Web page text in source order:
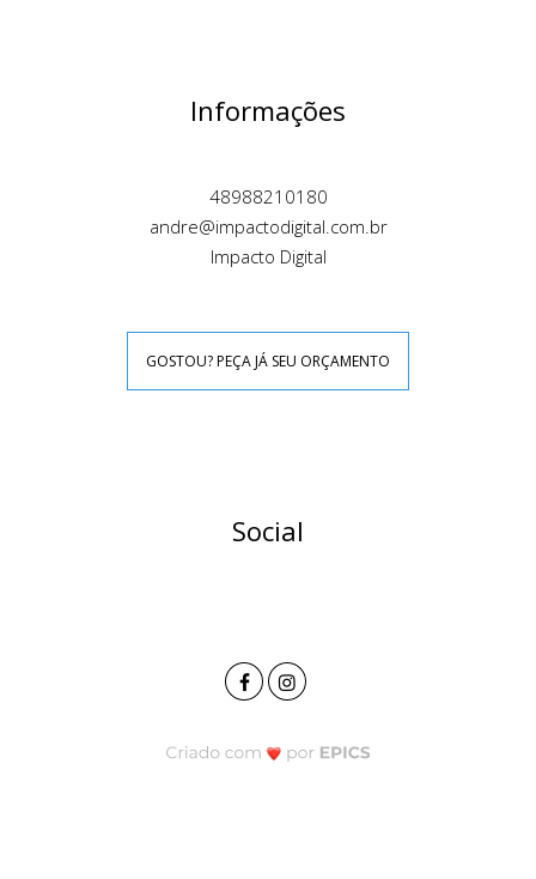
Informações
48988210180
andre@impactodigital.com.br
Impacto Digital
GOSTOU? PEÇA JÁ SEU ORÇAMENTO
Social